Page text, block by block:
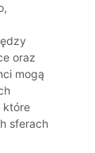
oraz
mogą
które
sferach